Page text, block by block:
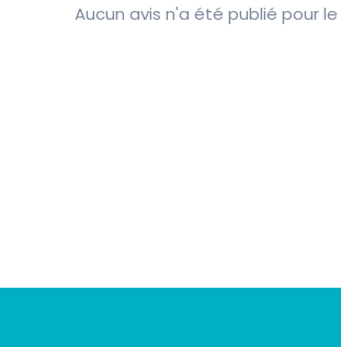
Aucun avis n'a été publié pour